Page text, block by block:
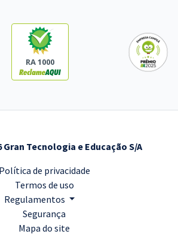
RA 1000
Gran Tecnologia e Educação S/A
Política de privacidade
Termos de uso
Regulamentos
Segurança
Mapa do site